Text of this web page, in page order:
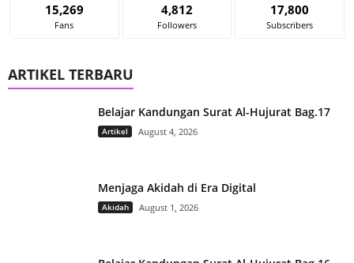
15,269
Fans
4,812
Followers
17,800
Subscribers
ARTIKEL TERBARU
Belajar Kandungan Surat Al-Hujurat Bag.17
Artikel August 4, 2026
Menjaga Akidah di Era Digital
Akidah August 1, 2026